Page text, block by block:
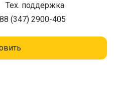
Тех. поддержка
8 (347) 2900-405